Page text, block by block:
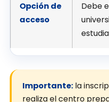
Opción de
acceso
Debe
Importante: la
realiza el centro